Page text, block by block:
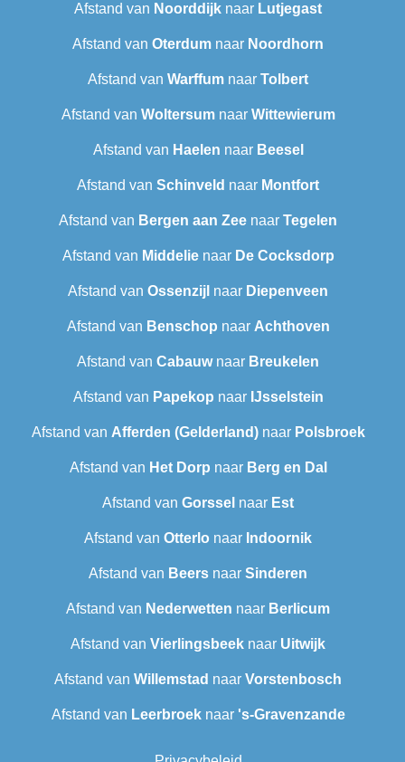
Afstand van Noorddijk naar Lutjegast
Afstand van Oterdum naar Noordhorn
Afstand van Warffum naar Tolbert
Afstand van Woltersumnaar Wittewierum
Afstand van Haelen naar Beesel
Afstand van Schinveld naar Montfort
Afstand van Bergen aan Zee naar Tegelen
Afstand van Middelienaar De Cocksdorp
Afstand van Ossenzijl naar Diepenveen
Afstand van Benschop naar Achthoven
Afstand van Cabauwnaar Breukelen
Afstand van Papekop naar IJsselstein
Afstand van Afferden (Gelderland)naar Polsbroek
Afstand van Het Dorp naar Berg en Dal
Afstand van Gorssel naar Est
Afstand van Otterlo naar Indoornik
Afstand van Beers naar Sinderen
Afstand van Nederwetten naar Berlicum
Afstand van Vierlingsbeek naar Uitwijk
Afstand van Willemstad naar Vorstenbosch
Afstand van Leerbroeknaar 's-Gravenzande